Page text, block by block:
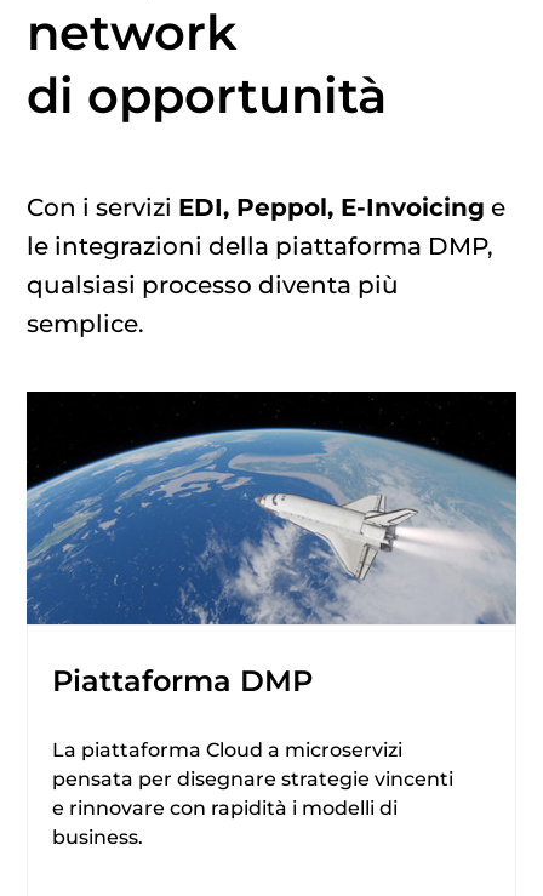
network
di opportunità
Con i servizi EDI, Peppol, E-Invoicing e
le integrazioni della piattaforma DMP,
qualsiasi processo diventa più
semplice.
Piattaforma DMP
La piattaforma Cloud a microservizi
pensata per disegnare strategie vincenti
e rinnovare con rapidità i modelli di
business.